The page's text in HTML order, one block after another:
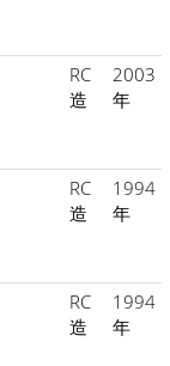
RC
造
2003
年
RC
造
1994
年
RC
造
1994
年